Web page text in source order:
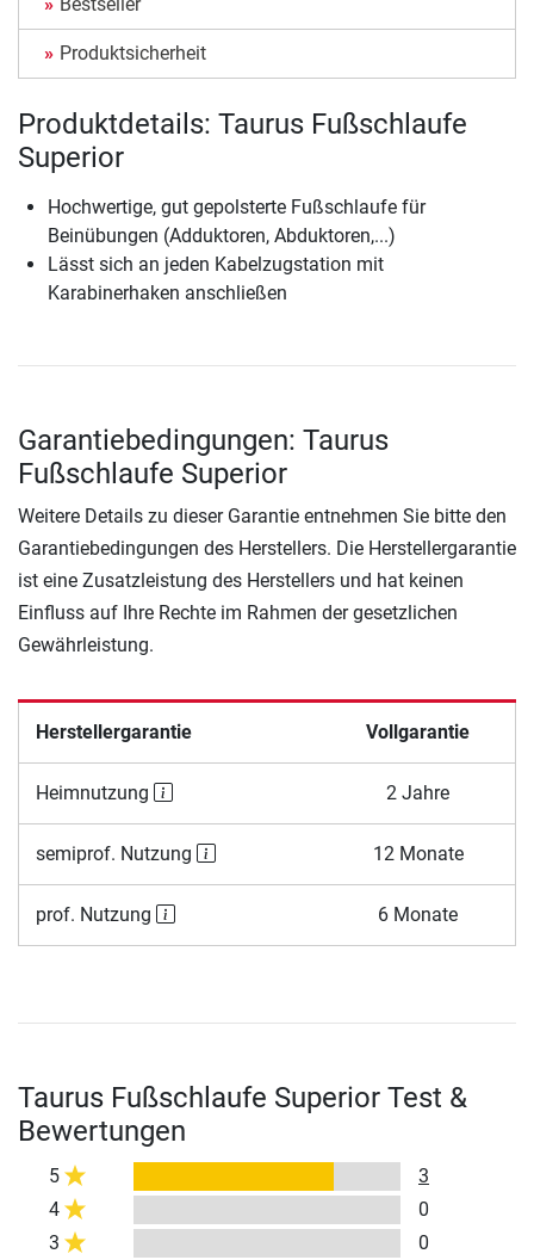
Produktsicherheit
Produktdetails: Taurus Fußschlaufe
Superior
Hochwertige, gut gepolsterte Fußschlaufe für
Beinübungen (Adduktoren, Abduktoren,...)
Lässt sich an jeden Kabelzugstation mit
Karabinerhaken anschließen
Garantiebedingungen: Taurus
Fußschlaufe Superior
Weitere Details zu dieser Garantie entnehmen Sie bitte den
Garantiebedingungen des Herstellers. Die Herstellergarantie
ist eine Zusatzleistung des Herstellers und hat keinen
Einfluss auf Ihre Rechte im Rahmen der gesetzlichen
Gewährleistung.
Herstellergarantie Vollgarantie
Heimnutzung 2 Jahre
semiprof. Nutzung 12 Monate
prof. Nutzung 6 Monate
Taurus Fußschlaufe Superior Test &
Bewertungen
5
3
4
0
3
0